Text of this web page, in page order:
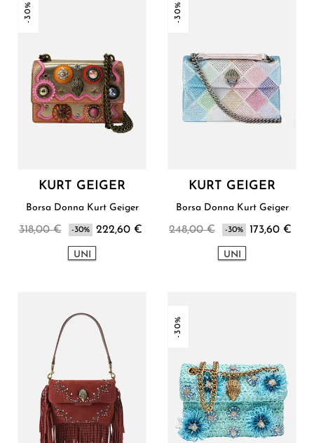
-30%
KURT GEIGER
Borsa Donna Kurt Geiger
318,00 € -30% 222,60 €
UNI
-30%
KURT GEIGER
Borsa Donna Kurt Geiger
248,00 € -30% 173,60 €
UNI
-30%